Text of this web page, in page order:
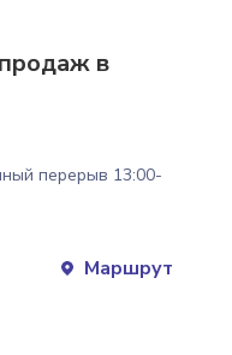
в
перерыв 13:00-
Маршрут